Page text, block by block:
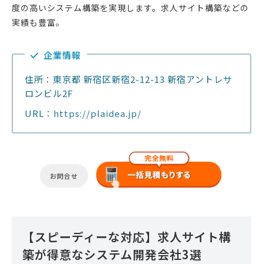
度の高いシステム構築を実現します。求人サイト構築などの
実績も豊富。
企業情報
住所：東京都 新宿区新宿2-12-13 新宿アントレサ
ロンビル2F
URL： https://plaidea.jp/
お問合せ
【スピーディーな対応】求人サイト構
築が得意なシステム開発会社3選